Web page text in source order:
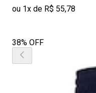
ou 1x de R$ 55,78
38% OFF